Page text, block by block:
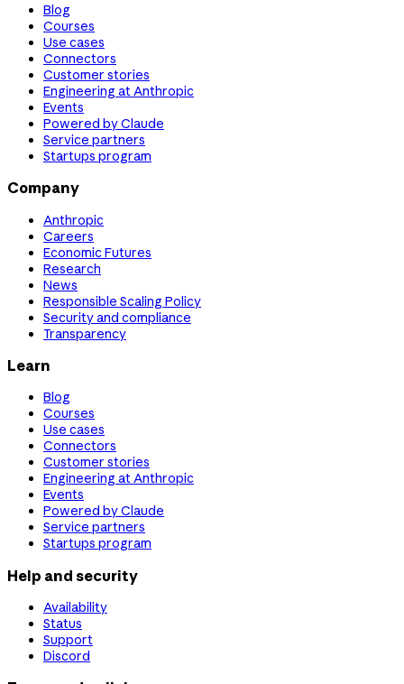
Blog
Courses
Use cases
Connectors
Customer stories
Engineering at Anthropic
Events
Powered by Claude
Service partners
Startups program
Company
Anthropic
Careers
Economic Futures
Research
News
Responsible Scaling Policy
Security and compliance
Transparency
Learn
Blog
Courses
Use cases
Connectors
Customer stories
Engineering at Anthropic
Events
Powered by Claude
Service partners
Startups program
Help and security
Availability
Status
Support
Discord